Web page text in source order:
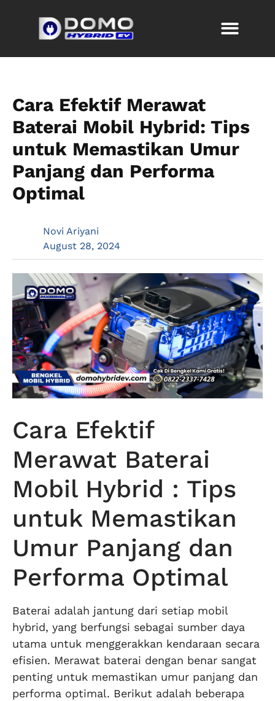
Cara Efektif Merawat
Baterai Mobil Hybrid: Tips
untuk Memastikan Umur
Panjang dan Performa
Optimal
Novi Ariyani
August 28, 2024
Cara Efektif
Merawat Baterai
Mobil Hybrid : Tips
untuk Memastikan
Umur Panjang dan
Performa Optimal
Baterai adalah jantung dari setiap mobil
hybrid, yang berfungsi sebagai sumber daya
utama untuk menggerakkan kendaraan secara
efisien. Merawat baterai dengan benar sangat
penting untuk memastikan umur panjang dan
performa optimal. Berikut adalah beberapa